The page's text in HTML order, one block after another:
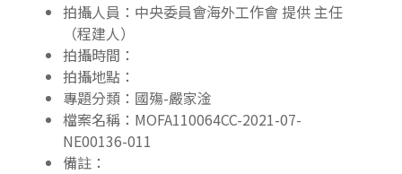
拍攝人員：中央委員會海外工作會 提供 主任
（程建人）
拍攝時間：
拍攝地點：
專題分類：國殤-嚴家淦
檔案名稱：MOFA110064CC-2021-07-
NE00136-011
備註：